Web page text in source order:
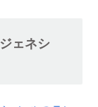
ェネシ